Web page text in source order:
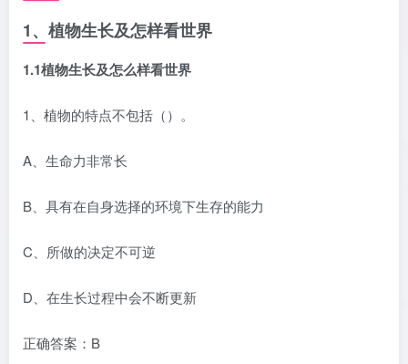
1、植物生长及怎样看世界
1.1植物生长及怎么样看世界
1、植物的特点不包括（）。
A、生命力非常长
B、具有在自身选择的环境下生存的能力
C、所做的决定不可逆
D、在生长过程中会不断更新
正确答案：B